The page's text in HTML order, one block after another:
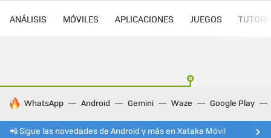
ANÁLISIS MÓVILES APLICACIONES JUEGOS
HOY SE HABLA DE
WhatsApp Android Gemini Waze Google Play
📲 Sigue las novedades de Android y más en Xataka Móvil